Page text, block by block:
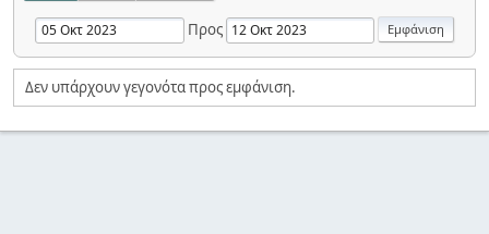
Προς
Δεν υπάρχουν γεγονότα προς εμφάνιση.